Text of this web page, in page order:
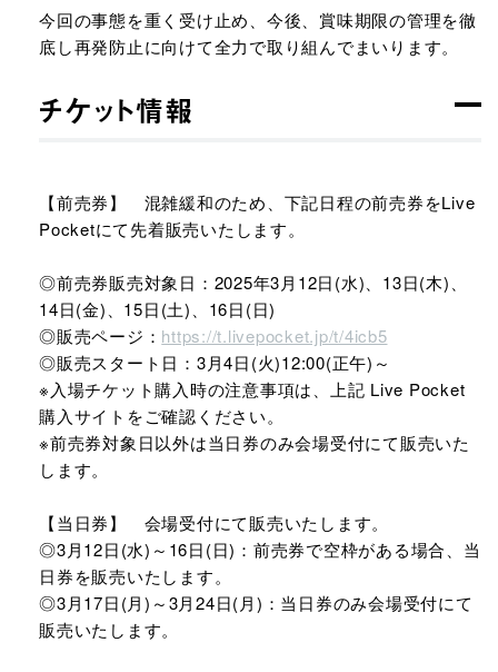
今回の事態を重く受け止め、今後、賞味期限の管理を徹
底し再発防止に向けて全力で取り組んでまいります。
チケット情報
【前売券】 混雑緩和のため、下記日程の前売券をLive
Pocketにて先着販売いたします。​
◎前売券販売対象日：2025年3月12日(水)、13日(木)、
14日(金)、15日(土)、16日(日) ​
◎販売ページ： https://t.livepocket.jp/t/4icb5​
◎販売スタート日：3月4日(火)12:00(正午)～​
※入場チケット購入時の注意事項は、上記 Live Pocket
購入サイトをご確認ください。​
※前売券対象日以外は当日券のみ会場受付にて販売いた
します。​
【当日券】 会場受付にて販売いたします。​
◎3月12日(水)～16日(日)：前売券で空枠がある場合、当
日券を販売いたします。​
◎3月17日(月)～3月24日(月)：当日券のみ会場受付にて
販売いたします。​